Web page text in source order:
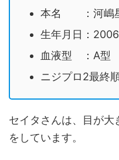
本名 ：河嶋星
生年月日：
血液型 ：A型
ニジプロ2最終
セイタさんは、目が大
をしています。